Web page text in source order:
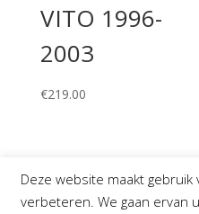
VITO 1996-
2003
€219.00
Deze website maakt
verbeteren. We gaan ervan